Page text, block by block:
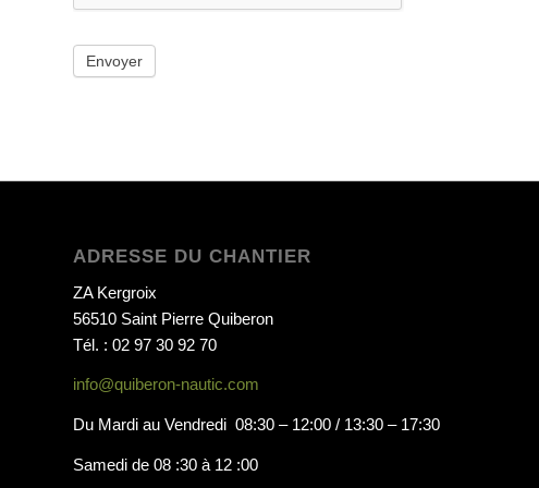
Envoyer
ADRESSE DU CHANTIER
ZA Kergroix
56510 Saint Pierre Quiberon
Tél. : 02 97 30 92 70
info@quiberon-nautic.com
Du Mardi au Vendredi 08:30 – 12:00 / 13:30 – 17:30
Samedi de 08 :30 à 12 :00